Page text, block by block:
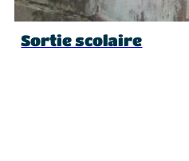
Sortie scolaire
par le célèbre